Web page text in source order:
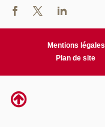
Mentions légales
Plan de site